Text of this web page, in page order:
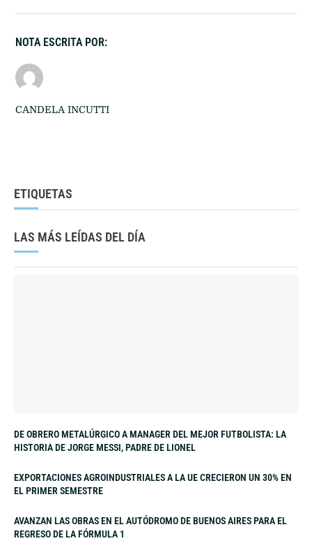
NOTA ESCRITA POR:
CANDELA INCUTTI
ETIQUETAS
LAS MÁS LEÍDAS DEL DÍA
DE OBRERO METALÚRGICO A MANAGER DEL MEJOR FUTBOLISTA: LA
HISTORIA DE JORGE MESSI, PADRE DE LIONEL
EXPORTACIONES AGROINDUSTRIALES A LA UE CRECIERON UN 30% EN
EL PRIMER SEMESTRE
AVANZAN LAS OBRAS EN EL AUTÓDROMO DE BUENOS AIRES PARA EL
REGRESO DE LA FÓRMULA 1